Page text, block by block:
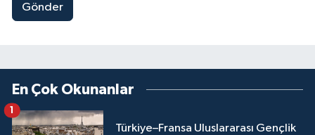
Gönder
En Çok Okunanlar
Türkiye–Fransa Uluslararası Gençlik
1